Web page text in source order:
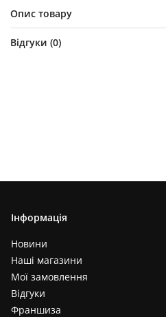
Опис товару
Відгуки (0)
Інформація
Новини
Наші магазини
Мої замовлення
Відгуки
Франшиза